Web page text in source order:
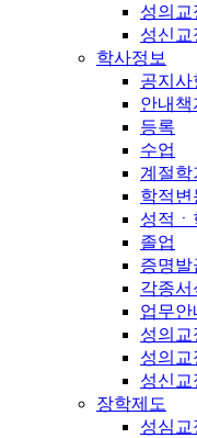
성의
성신교
학사정보
공지사
안내책
등록
수업
계절학
학적변
성적ㆍ
졸업
증명발
각종서
업무안
성의
성의
성신교
장학제도
성심교